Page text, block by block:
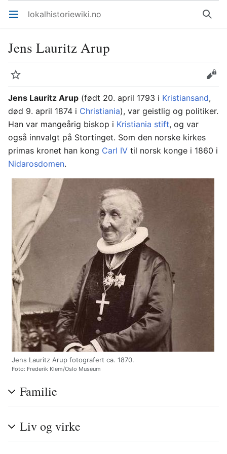
Åpne hovedmenyen lokalhistoriewiki.no Søk
Jens Lauritz Arup
Overvåk
Rediger
Jens Lauritz Arup (født 20. april 1793 i Kristiansand,
død 9. april 1874 i Christiania), var geistlig og politiker.
Han var mangeårig biskop i Kristiania stift, og var
også innvalgt på Stortinget. Som den norske kirkes
primas kronet han kong Carl IV til norsk konge i 1860 i
Nidarosdomen.
Jens Lauritz Arup fotografert ca. 1870.
Foto: Frederik Klem/Oslo Museum
Familie
Liv og virke